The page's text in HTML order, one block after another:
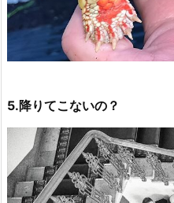
5.降りてこないの？